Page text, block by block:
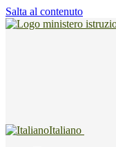
Salta al contenuto
Italiano